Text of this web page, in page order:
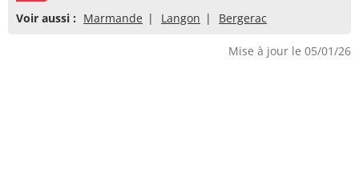
Voir aussi : Marmande Langon Bergerac
Mise à jour le 05/01/26